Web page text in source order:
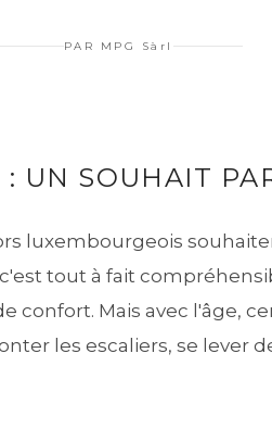
PAR MPG Sàrl
UN SOUHAIT
luxembourgeois
tout à fait
confort. Mais avec l'âge,
les escaliers, se lever